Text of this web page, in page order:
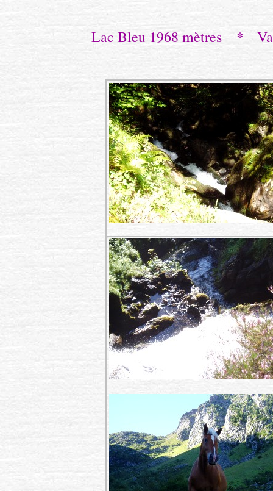
Lac Bleu 1968 mètres *